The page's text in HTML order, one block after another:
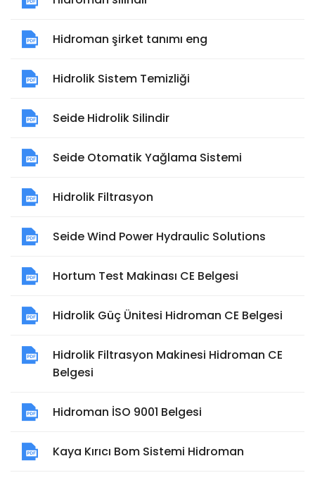
Hidroman şirket tanımı eng
Hidrolik Sistem Temizliği
Seide Hidrolik Silindir
Seide Otomatik Yağlama Sistemi
Hidrolik Filtrasyon
Seide Wind Power Hydraulic Solutions
Hortum Test Makinası CE Belgesi
Hidrolik Güç Ünitesi Hidroman CE Belgesi
Hidrolik Filtrasyon Makinesi Hidroman CE
Belgesi
Hidroman İSO 9001 Belgesi
Kaya Kırıcı Bom Sistemi Hidroman